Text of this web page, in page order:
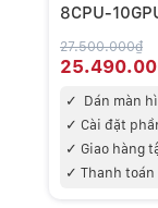
8CPU-
– Like New
27.500.000₫
✓ Dán màn
✓ Cài đặt
✓ Giao hàng
✓ Thanh